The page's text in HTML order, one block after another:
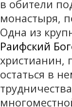
в обители
монастыря,
Одна из
Раифский
остаться в